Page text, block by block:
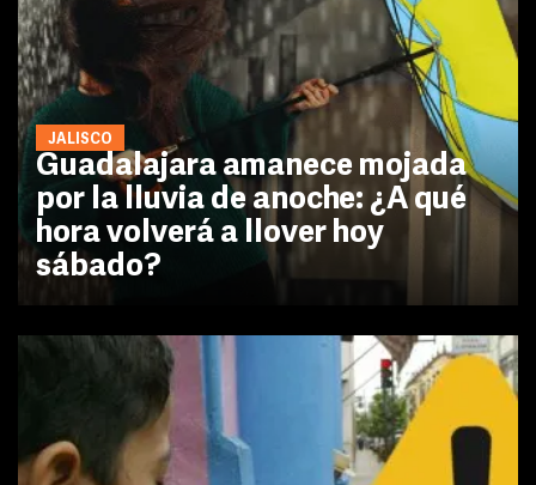
JALISCO
Guadalajara amanece mojada
por la lluvia de anoche: ¿A qué
hora volverá a llover hoy
sábado?